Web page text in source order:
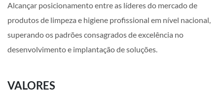
Alcançar posicionamento entre as líderes do mercado de
produtos de limpeza e higiene profissional em nível nacional,
superando os padrões consagrados de excelência no
desenvolvimento e implantação de soluções.
VALORES